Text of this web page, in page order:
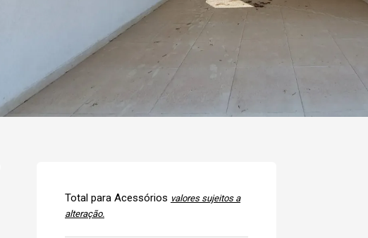
Total para Acessórios valores sujeitos a
alteração.